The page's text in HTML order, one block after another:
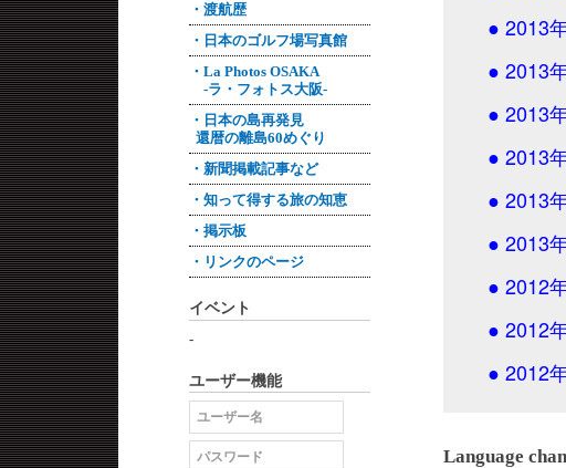
● 2013
● 2013
● 2013
● 2013
● 2013
● 2013
● 2012
● 2012
● 2012
Language
・渡航歴
・日本のゴルフ場写真館
・La Photos OSAKA
-ラ・フォトス大阪-
・日本の島再発見
還暦の離島60めぐり
・新聞掲載記事など
・知って得する旅の知恵
・掲示板
・リンクのページ
イベント
-
ユーザー機能